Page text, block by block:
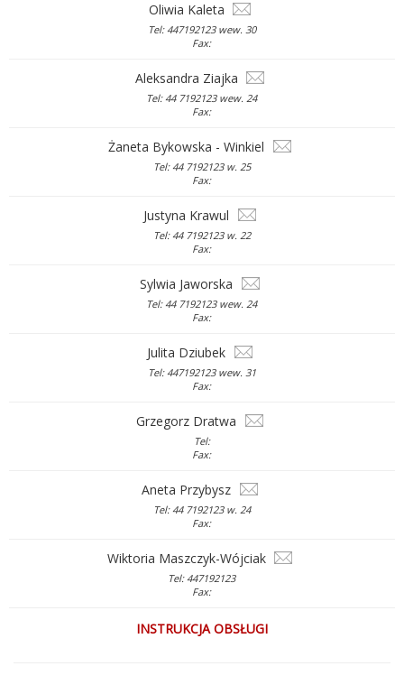
Oliwia Kaleta
Tel: 447192123 wew. 30
Fax:
Aleksandra Ziajka
Tel: 44 7192123 wew. 24
Fax:
Żaneta Bykowska - Winkiel
Tel: 44 7192123 w. 25
Fax:
Justyna Krawul
Tel: 44 7192123 w. 22
Fax:
Sylwia Jaworska
Tel: 44 7192123 wew. 24
Fax:
Julita Dziubek
Tel: 447192123 wew. 31
Fax:
Grzegorz Dratwa
Tel:
Fax:
Aneta Przybysz
Tel: 44 7192123 w. 24
Fax:
Wiktoria Maszczyk-Wójciak
Tel: 447192123
Fax:
INSTRUKCJA OBSŁUGI